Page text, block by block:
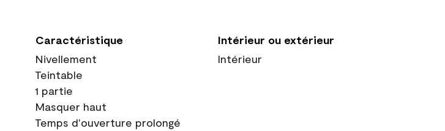
Caractéristique
Nivellement
Teintable
1 partie
Masquer haut
Temps d'ouverture prolongé
Intérieur ou extérieur
Intérieur